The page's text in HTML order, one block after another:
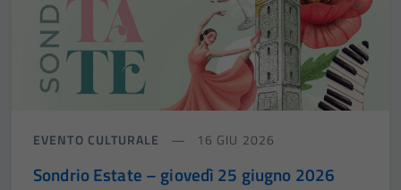
EVENTO CULTURALE 16 GIU 2026
Sondrio Estate – giovedì 25 giugno 2026